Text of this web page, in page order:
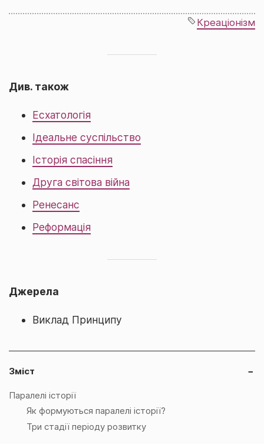
Креаціонізм
Див. також
Есхатологія
Ідеальне суспільство
Історія спасіння
Друга світова війна
Ренесанс
Реформація
Джерела
Виклад Принципу
−
Зміст
Паралелі історії
Як формуються паралелі історії?
Три стадії періоду розвитку